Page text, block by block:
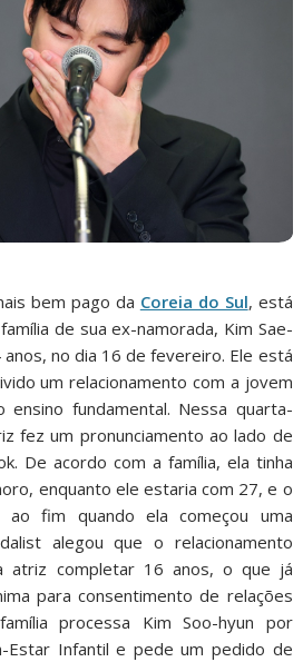
bem pago da Coreia do Sul, está
de sua ex-namorada, Kim Sae-
no dia 16 de fevereiro. Ele está
um relacionamento com a jovem
ensino fundamental. Nessa quarta-
fez um pronunciamento ao lado de
De acordo com a família, ela tinha
enquanto ele estaria com 27, e o
ao fim quando ela começou uma
alegou que o relacionamento
atriz completar 16 anos, o que já
para consentimento de relações
processa Kim Soo-hyun por
Estar Infantil e pede um pedido de